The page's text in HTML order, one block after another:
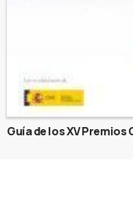
Guía de los XV